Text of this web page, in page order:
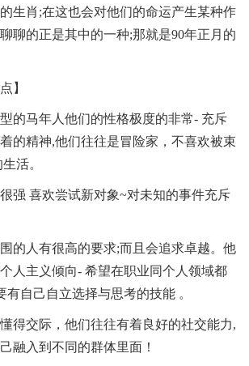
生肖;在这也会对他们的命运产生某种作
聊的正是其中的一种;那就是90年正月的
】
的马年人他们的性格极度的非常- 充斥
的精神,他们往往是冒险家，不喜欢被束
活。
强 喜欢尝试新对象~对未知的事件充斥
的人有很高的要求;而且会追求卓越。他
人主义倾向- 希望在职业同个人领域都
有自己自立选择与思考的技能 。
得交际，他们往往有着良好的社交能力,
融入到不同的群体里面！